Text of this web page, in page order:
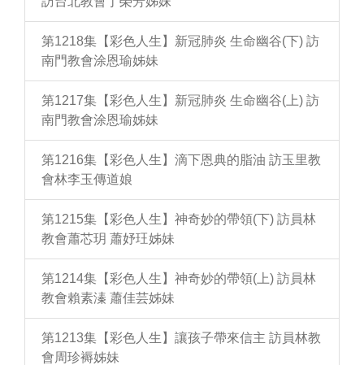
第1218集【彩色人生】新冠肺炎 生命幽谷(下) 訪
南門教會涂恩瑜姊妹
第1217集【彩色人生】新冠肺炎 生命幽谷(上) 訪
南門教會涂恩瑜姊妹
第1216集【彩色人生】滴下恩典的脂油 訪玉里教
會林李玉傳道娘
第1215集【彩色人生】神奇妙的帶領(下) 訪員林
教會蕭芯玥 蕭妤玨姊妹
第1214集【彩色人生】神奇妙的帶領(上) 訪員林
教會賴素溱 蕭佳芸姊妹
第1213集【彩色人生】讓孩子帶來信主 訪員林教
會周珍褥姊妹